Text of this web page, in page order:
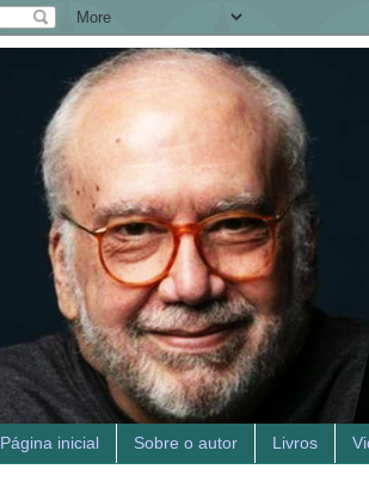
Página inicial Sobre o autor Livros